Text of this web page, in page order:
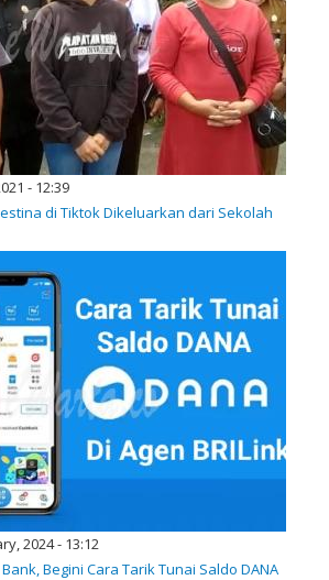
- 12:39
di Tiktok Dikeluarkan dari Sekolah
2024 - 13:12
Begini Cara Tarik Tunai Saldo DANA